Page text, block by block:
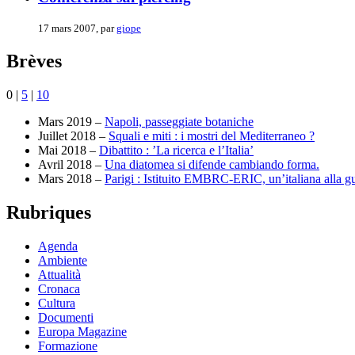
17 mars 2007, pargiope
Brèves
0 | 5 | 10
Mars 2019 – Napoli, passeggiate botaniche
Juillet 2018 – Squali e miti : i mostri del Mediterraneo ?
Mai 2018 – Dibattito : ’La ricerca e l’Italia’
Avril 2018 – Una diatomea si difende cambiando forma.
Mars 2018 – Parigi : Istituito EMBRC-ERIC, un’italiana alla
Rubriques
Agenda
Ambiente
Attualità
Cronaca
Cultura
Documenti
Europa Magazine
Formazione